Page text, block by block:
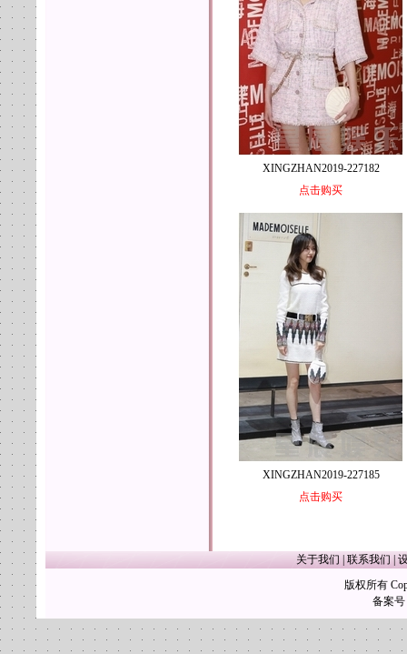
XINGZHAN2019-227182
点击购买
XINGZHAN2019-227185
点击购买
关于我们 联系我们
版权所有
备案号